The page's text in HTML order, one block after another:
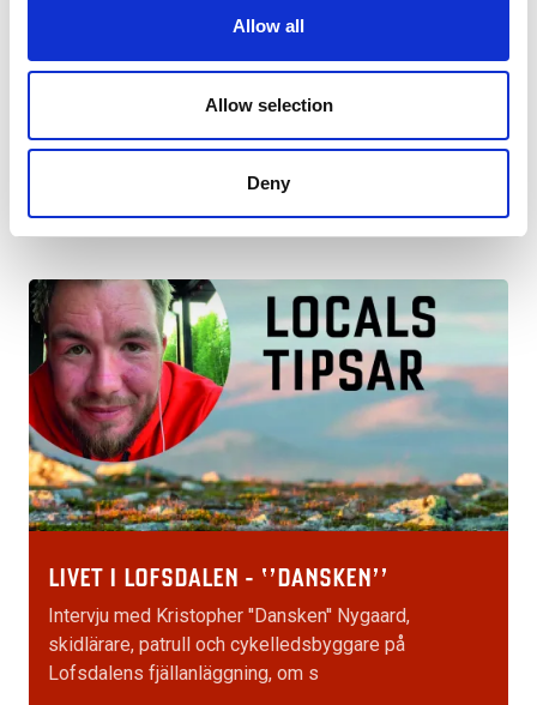
Allow all
Allow selection
Deny
LIVET I LOFSDALEN - ‘’DANSKEN’’
Intervju med Kristopher ''Dansken'' Nygaard,
skidlärare, patrull och cykelledsbyggare på
Lofsdalens fjällanläggning, om s